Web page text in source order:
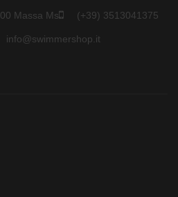
Massa Ms (+39) 3513041375
info@swimmershop.it